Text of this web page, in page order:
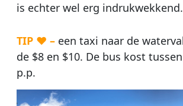
is echter wel erg indrukwekkend.
TIP ♥ –een taxi naar de
de $8 en $10. De bus kost
p.p.